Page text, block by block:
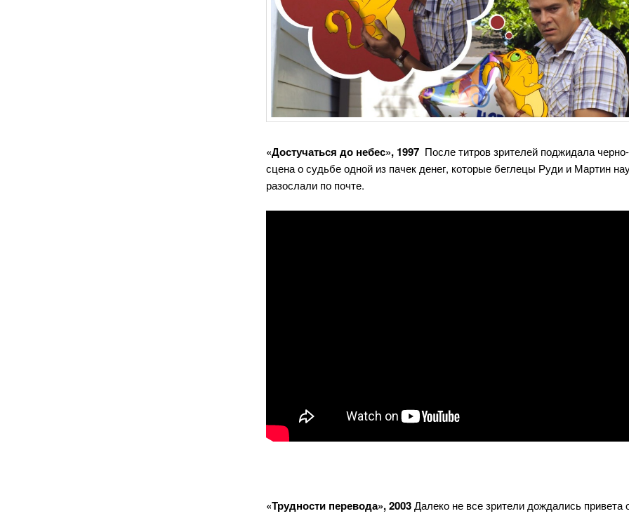
«Достучаться до небес», 1997 После титров зрителей поджидала
сцена о судьбе одной из пачек денег, которые беглецы Руди и Мартин
разослали по почте.
«Трудности перевода», 2003Далеко не все зрители дождались привета